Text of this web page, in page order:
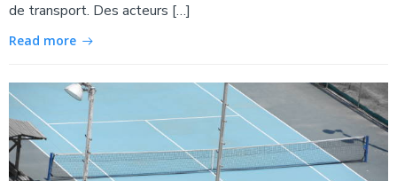
de transport. Des acteurs […]
Read more